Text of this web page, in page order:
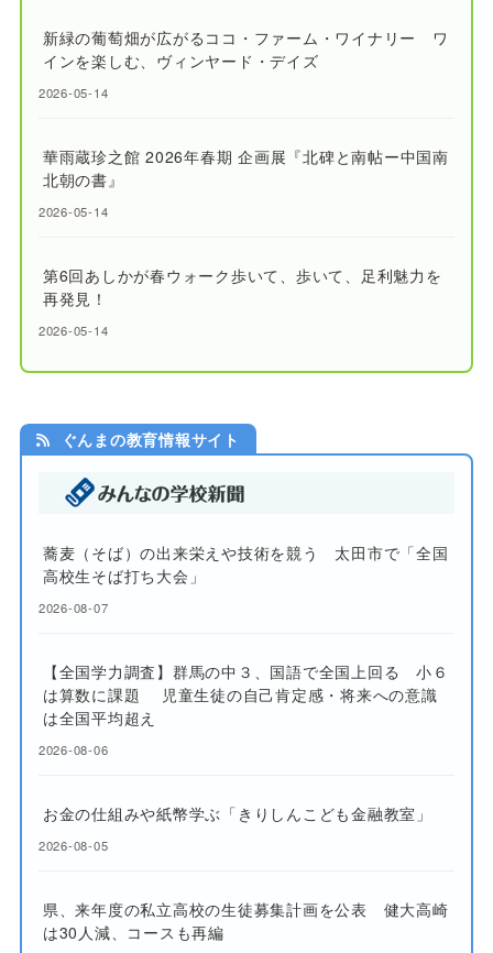
新緑の葡萄畑が広がるココ・ファーム・ワイナリー ワ
インを楽しむ、ヴィンヤード・デイズ
2026-05-14
華雨蔵珍之館 2026年春期 企画展『北碑と南帖ー中国南
北朝の書』
2026-05-14
第6回あしかが春ウォーク歩いて、歩いて、足利魅力を
再発見！
2026-05-14
ぐんまの教育情報サイト
蕎麦（そば）の出来栄えや技術を競う 太田市で「全国
高校生そば打ち大会」
2026-08-07
【全国学力調査】群馬の中３、国語で全国上回る 小６
は算数に課題 児童生徒の自己肯定感・将来への意識
は全国平均超え
2026-08-06
お金の仕組みや紙幣学ぶ「きりしんこども金融教室」
2026-08-05
県、来年度の私立高校の生徒募集計画を公表 健大高崎
は30人減、コースも再編